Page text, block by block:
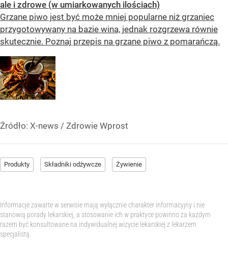
ale i zdrowe (w umiarkowanych ilościach)
Grzane piwo jest być może mniej popularne niż grzaniec
przygotowywany na bazie wina, jednak rozgrzewa równie
skutecznie. Poznaj przepis na grzane piwo z pomarańczą.
Źródło: X-news / Zdrowie Wprost
Produkty Składniki odżywcze Żywienie
Informacje zawarte w serwisie mają wyłącznie charakter informacyjny i nie
stanowią porady lekarskiej, a stosowanie ich w praktyce powinno za każdym
razem być konsultowane na indywidualnej wizycie lekarskiej z lekarzem
specjalistą.